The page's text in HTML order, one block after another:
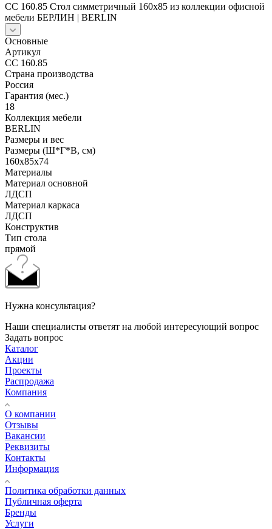
СС 160.85 Cтол симметричный 160х85 из коллекции офисной
мебели БЕРЛИН | BERLIN
Основные
Артикул
СС 160.85
Страна производства
Россия
Гарантия (мес.)
18
Коллекция мебели
BERLIN
Размеры и вес
Размеры (Ш*Г*В, см)
160x85x74
Материалы
Материал основной
ЛДСП
Материал каркаса
ЛДСП
Конструктив
Тип стола
прямой
Нужна консультация?
Наши специалисты ответят на любой интересующий вопрос
Задать вопрос
Каталог
Акции
Проекты
Распродажа
Компания
О компании
Отзывы
Вакансии
Реквизиты
Контакты
Информация
Политика обработки данных
Публичная оферта
Бренды
Услуги